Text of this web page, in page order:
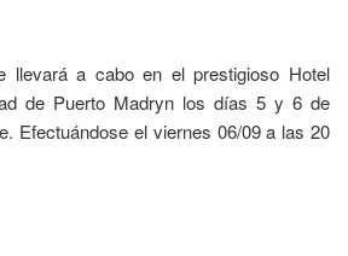
llevará a cabo en el prestigioso Hotel
de Puerto Madryn los días 5 y 6 de
Efectuándose el viernes 06/09 a las 20